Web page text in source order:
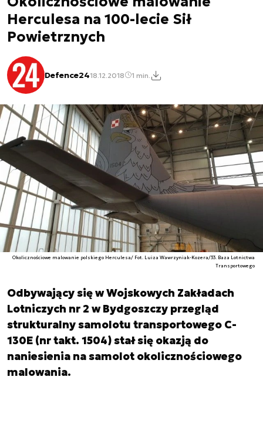
Herculesa na 100-lecie Sił
Powietrznych
Defence2418.12.2018 1 min.
Okolicznościowe malowanie polskiego Herculesa/ Fot. Luiza Wawrzyniak-Kozera/33. Baza Lotnictwa
Transportowego
Odbywający się w Wojskowych Zakładach
Lotniczych nr 2 w Bydgoszczy przegląd
strukturalny samolotu transportowego C-
130E (nr takt. 1504) stał się okazją do
naniesienia na samolot okolicznościowego
malowania.